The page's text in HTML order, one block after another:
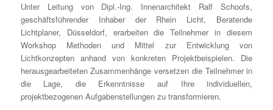
Unter Leitung von Dipl.-Ing. Innenarchitekt Ralf Schoofs,
geschäftsführender Inhaber der Rhein Licht, Beratende
Lichtplaner, Düsseldorf, erarbeiten die Teilnehmer in diesem
Workshop Methoden und Mittel zur Entwicklung von
Lichtkonzepten anhand von konkreten Projektbeispielen. Die
herausgearbeiteten Zusammenhänge versetzen die Teilnehmer in
die Lage, die Erkenntnisse auf Ihre individuellen,
projektbezogenen Aufgabenstellungen zu transformieren.